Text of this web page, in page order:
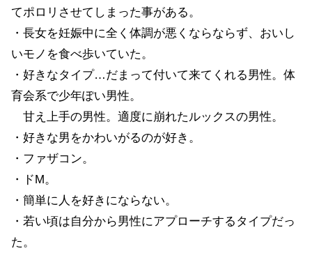
てポロリさせてしまった事がある。
・長女を妊娠中に全く体調が悪くならならず、おいし
いモノを食べ歩いていた。
・好きなタイプ…だまって付いて来てくれる男性。体
育会系で少年ぽい男性。
甘え上手の男性。適度に崩れたルックスの男性。
・好きな男をかわいがるのが好き。
・ファザコン。
・ドM。
・簡単に人を好きにならない。
・若い頃は自分から男性にアプローチするタイプだっ
た。